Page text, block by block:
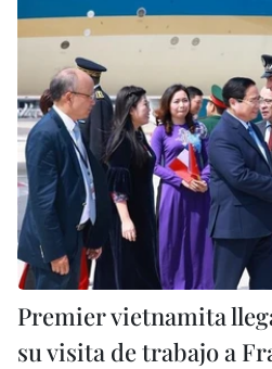
Premier vietnamita
su visita de trabajo a